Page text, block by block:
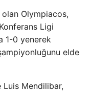
Olympiacos,
Ligi
1-0 yenerek
elde
Mendilibar,